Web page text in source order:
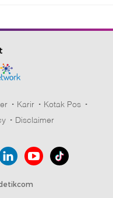
Karir
Kotak Pos
Disclaimer